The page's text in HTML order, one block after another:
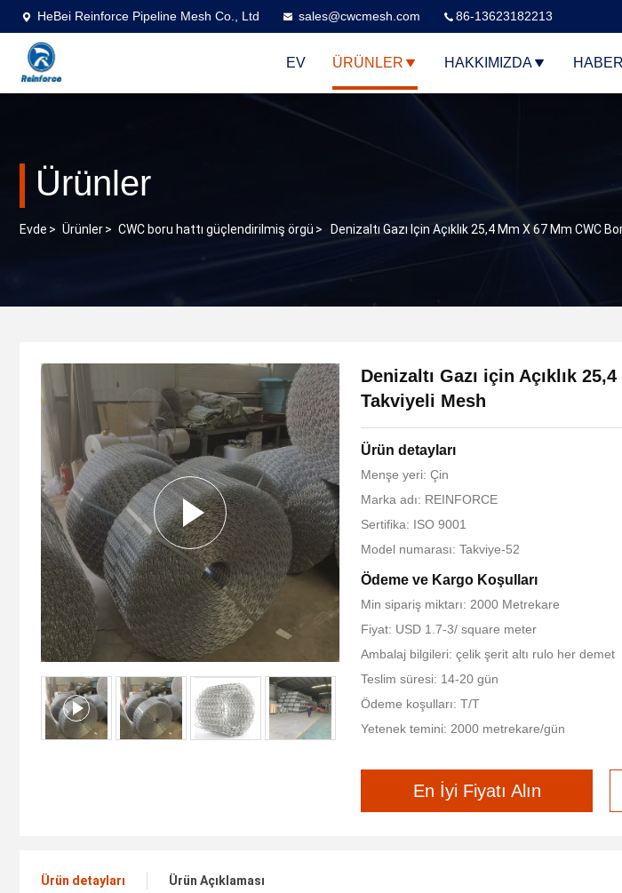
HeBei Reinforce Pipeline Mesh Co., Ltd sales@cwcmesh.com 86-13623182213
EV ÜRÜNLER HAKKIMIZDA
Ürünler
Evde > Ürünler> CWC boru hattı güçlendirilmiş örgü > Denizaltı Gazı Için Açıklık 25,4 Mm X 67 Mm CWC
Denizaltı Gazı için Açıklık
Takviyeli Mesh
Ürün detayları
Menşe yeri: Çin
Marka adı: REINFORCE
Sertifika: ISO 9001
Model numarası: Takviye-52
Ödeme ve Kargo Koşulları
Min sipariş miktarı: 2000 Metrekare
Fiyat: USD 1.7-3/ square meter
Ambalaj bilgileri: çelik şerit altı rulo her demet
Teslim süresi: 14-20 gün
Ödeme koşulları: T/T
Yetenek temini: 2000 metrekare/gün
En İyi Fiyatı Alın
Ürün detayları Ürün Açıklaması